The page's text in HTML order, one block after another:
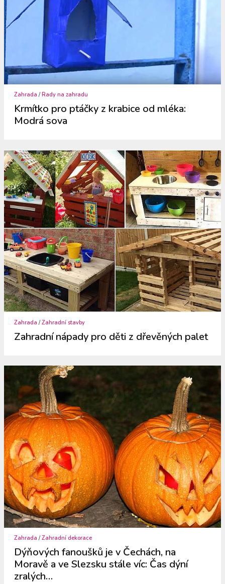
Zahrada /Rady na zahradu
Krmítko pro ptáčky z krabice od mléka:
Modrá sova
Zahrada /Zahradní stavby
Zahradní nápady pro děti z dřevěných palet
Zahrada /Zahradní dekorace
Dýňových fanoušků je v Čechách, na
Moravě a ve Slezsku stále víc: Čas dýní
zralých…